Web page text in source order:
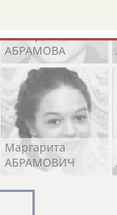
Екатерина
АБРАМОВА
Маргарита
АБРАМОВИЧ